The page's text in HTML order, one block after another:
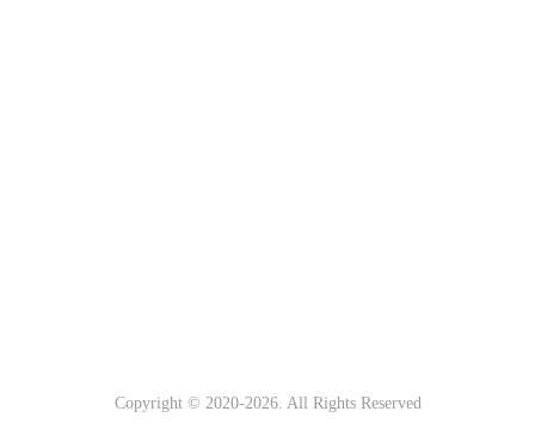
Copyright © 2020-2026. All Rights Reserved